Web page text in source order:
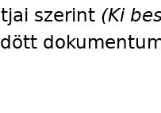
szerint (Ki